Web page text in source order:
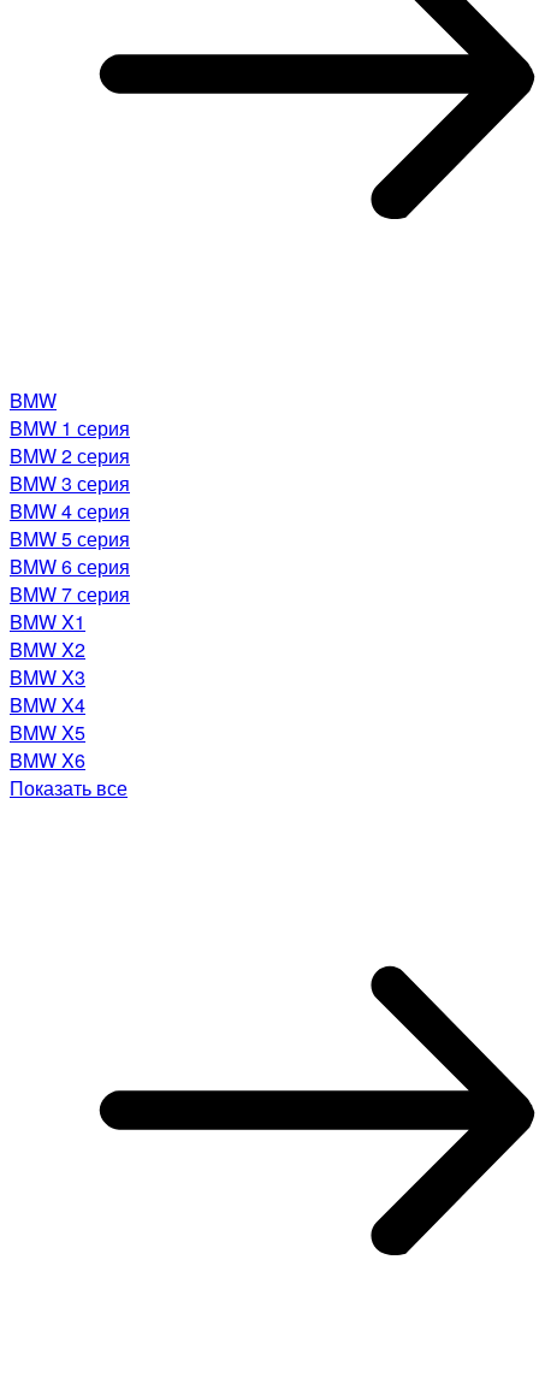
BMW
BMW 1 серия
BMW 2 серия
BMW 3 серия
BMW 4 серия
BMW 5 серия
BMW 6 серия
BMW 7 серия
BMW X1
BMW X2
BMW X3
BMW X4
BMW X5
BMW X6
Показать все